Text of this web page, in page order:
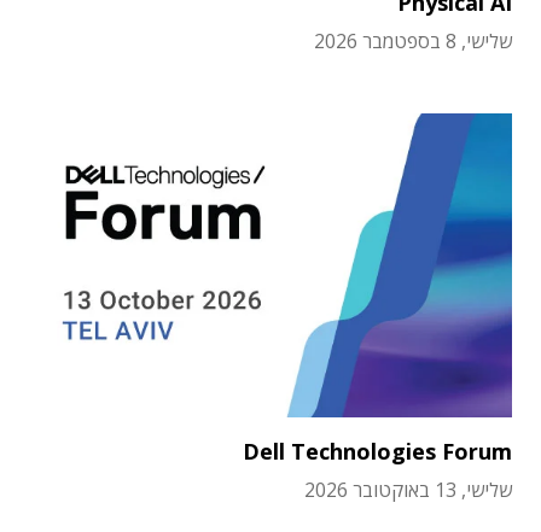
שלישי, 8 בספטמבר 2026
Dell Technologies Forum
שלישי, 13 באוקטובר 2026